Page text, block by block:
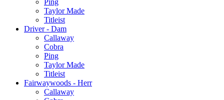
Ping
Taylor Made
Titleist
Driver - Dam
Callaway
Cobra
Ping
Taylor Made
Titleist
Fairwaywoods - Herr
Callaway